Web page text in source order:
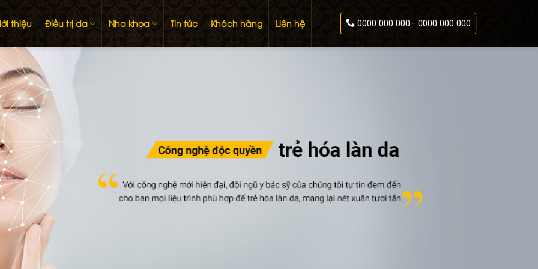
thiệu Điều trị da Nha khoa Tin tức Khách hàng Liên hệ 0000 000 000– 0000 000 000